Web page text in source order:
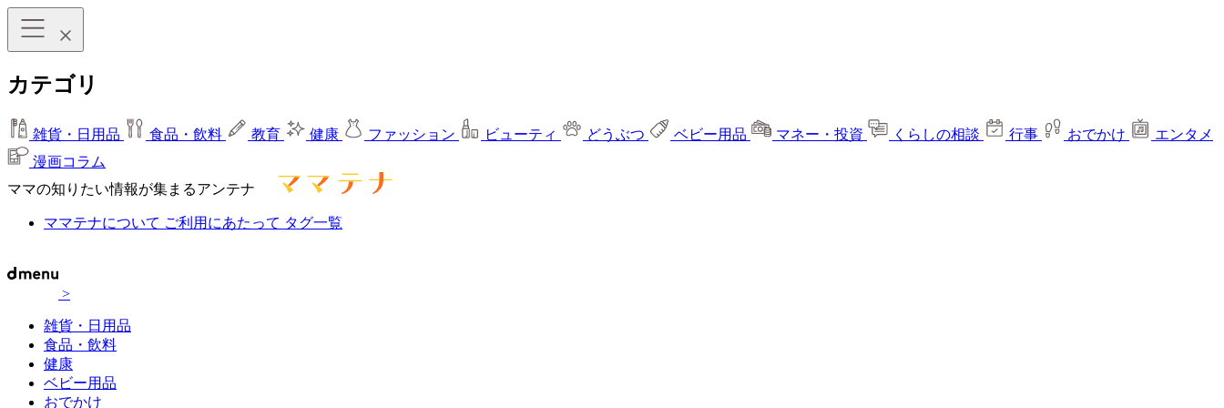
カテゴリ
雑貨・日用品 食品・飲料 教育 健康 ファッション ビューティ どうぶつ ベビー用品 マネー・投資 くらしの相談 行事 おでかけ
エンタメ
漫画コラム
ママの知りたい情報が集まるアンテナ
ママテナについて ご利用にあたって タグ一覧
>
雑貨・日用品
食品・飲料
健康
ベビー用品
おでかけ